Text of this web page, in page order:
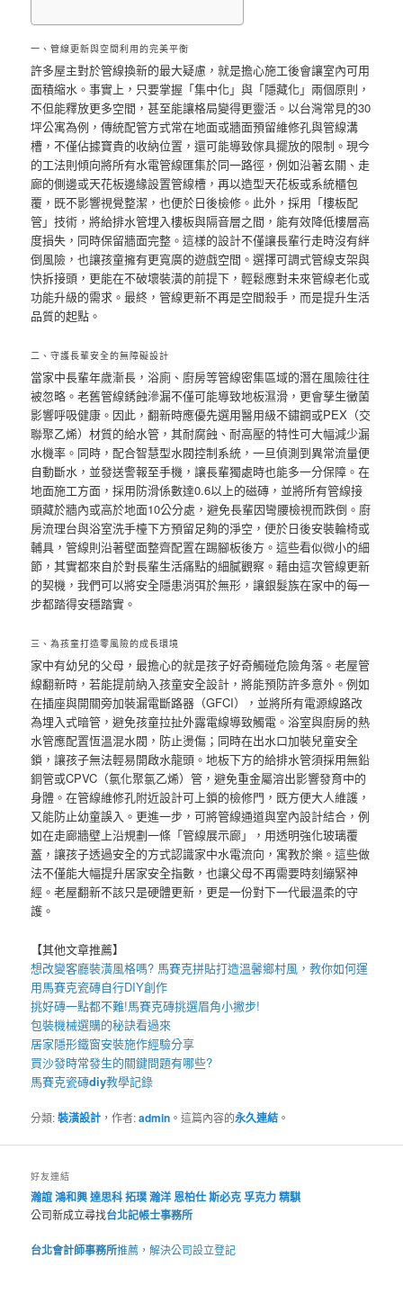
一、管線更新與空間利用的完美平衡
許多屋主對於管線換新的最大疑慮，就是擔心施工後會讓室內可用
面積縮水。事實上，只要掌握「集中化」與「隱藏化」兩個原則，
不但能釋放更多空間，甚至能讓格局變得更靈活。以台灣常見的30
坪公寓為例，傳統配管方式常在地面或牆面預留維修孔與管線溝
槽，不僅佔據寶貴的收納位置，還可能導致傢具擺放的限制。現今
的工法則傾向將所有水電管線匯集於同一路徑，例如沿著玄關、走
廊的側邊或天花板邊緣設置管線槽，再以造型天花板或系統櫃包
覆，既不影響視覺整潔，也便於日後檢修。此外，採用「樓板配
管」技術，將給排水管埋入樓板與隔音層之間，能有效降低樓層高
度損失，同時保留牆面完整。這樣的設計不僅讓長輩行走時沒有絆
倒風險，也讓孩童擁有更寬廣的遊戲空間。選擇可調式管線支架與
快拆接頭，更能在不破壞裝潢的前提下，輕鬆應對未來管線老化或
功能升級的需求。最終，管線更新不再是空間殺手，而是提升生活
品質的起點。
二、守護長輩安全的無障礙設計
當家中長輩年歲漸長，浴廁、廚房等管線密集區域的潛在風險往往
被忽略。老舊管線銹蝕滲漏不僅可能導致地板濕滑，更會孳生黴菌
影響呼吸健康。因此，翻新時應優先選用醫用級不鏽鋼或PEX（交
聯聚乙烯）材質的給水管，其耐腐蝕、耐高壓的特性可大幅減少漏
水機率。同時，配合智慧型水閥控制系統，一旦偵測到異常流量便
自動斷水，並發送警報至手機，讓長輩獨處時也能多一分保障。在
地面施工方面，採用防滑係數達0.6以上的磁磚，並將所有管線接
頭藏於牆內或高於地面10公分處，避免長輩因彎腰檢視而跌倒。廚
房流理台與浴室洗手檯下方預留足夠的淨空，便於日後安裝輪椅或
輔具，管線則沿著壁面整齊配置在踢腳板後方。這些看似微小的細
節，其實都來自於對長輩生活痛點的細膩觀察。藉由這次管線更新
的契機，我們可以將安全隱患消弭於無形，讓銀髮族在家中的每一
步都踏得安穩踏實。
三、為孩童打造零風險的成長環境
家中有幼兒的父母，最擔心的就是孩子好奇觸碰危險角落。老屋管
線翻新時，若能提前納入孩童安全設計，將能預防許多意外。例如
在插座與開關旁加裝漏電斷路器（GFCI），並將所有電源線路改
為埋入式暗管，避免孩童拉扯外露電線導致觸電。浴室與廚房的熱
水管應配置恆溫混水閥，防止燙傷；同時在出水口加裝兒童安全
鎖，讓孩子無法輕易開啟水龍頭。地板下方的給排水管須採用無鉛
銅管或CPVC（氯化聚氯乙烯）管，避免重金屬溶出影響發育中的
身體。在管線維修孔附近設計可上鎖的檢修門，既方便大人維護，
又能防止幼童誤入。更進一步，可將管線通道與室內設計結合，例
如在走廊牆壁上沿規劃一條「管線展示廊」，用透明強化玻璃覆
蓋，讓孩子透過安全的方式認識家中水電流向，寓教於樂。這些做
法不僅能大幅提升居家安全指數，也讓父母不再需要時刻繃緊神
經。老屋翻新不該只是硬體更新，更是一份對下一代最溫柔的守
護。
【其他文章推薦】
想改變客廳裝潢風格嗎? 馬賽克拼貼打造溫馨鄉村風，教你如何運
用馬賽克瓷磚自行DIY創作
挑好磚一點都不難!馬賽克磚挑選眉角小撇步!
包裝機械選購的秘訣看過來
居家隱形鐵窗安裝施作經驗分享
買沙發時常發生的關鍵問題有哪些?
馬賽克瓷磚diy教學記錄
分類:裝潢設計 ，作者:admin 。這篇內容的永久連結 。
好友連結
瀚誼鴻和興達思科拓璞瀚洋恩柏仕斯必克孚克力精騏
公司新成立尋找台北記帳士事務所
台北會計師事務所推薦，解決公司設立登記